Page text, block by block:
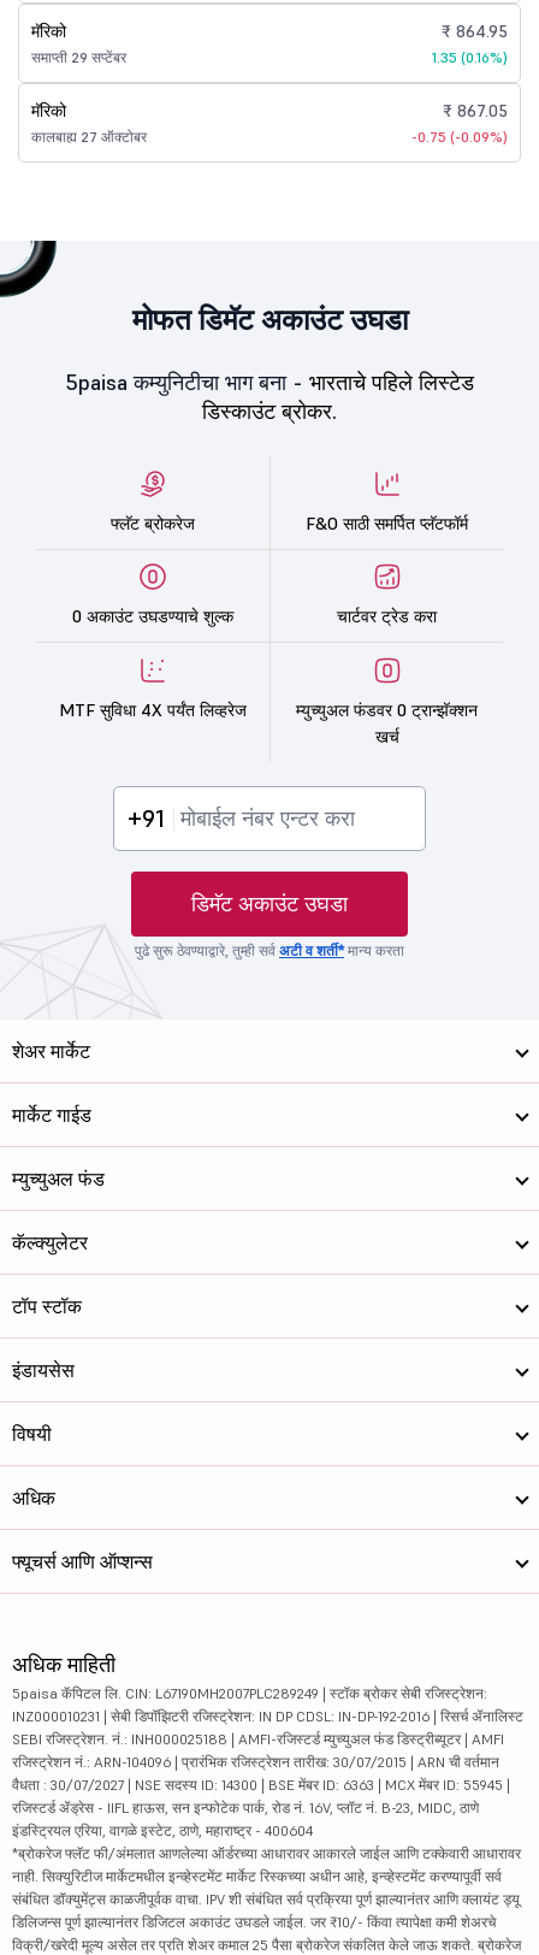
मॅरिको
समाप्ती 29 सप्टेंबर
₹ 864.95
1.35 (0.16%)
मॅरिको
कालबाह्य 27 ऑक्टोबर
₹ 867.05
-0.75 (-0.09%)
मोफत डिमॅट अकाउंट उघडा
5paisa कम्युनिटीचा भाग बना - भारताचे पहिले लिस्टेड
डिस्काउंट ब्रोकर.
फ्लॅट ब्रोकरेज F&O साठी समर्पित प्लॅटफॉर्म
0 अकाउंट उघडण्याचे शुल्क चार्टवर ट्रेड करा
MTF सुविधा 4X पर्यंत लिव्हरेज
म्युच्युअल फंडवर 0 ट्रान्झॅक्शन
खर्च
+91
डिमॅट अकाउंट उघडा
पुढे सुरू ठेवण्याद्वारे, तुम्ही सर्व अटी व शर्ती*मान्य करता
शेअर मार्केट
मार्केट गाईड
म्युच्युअल फंड
कॅल्क्युलेटर
टॉप स्टॉक
इंडायसेस
विषयी
अधिक
फ्यूचर्स आणि ऑप्शन्स
अधिक माहिती
5paisa कॅपिटल लि. CIN: L67190MH2007PLC289249 | स्टॉक ब्रोकर सेबी रजिस्ट्रेशन:
INZ000010231 | सेबी डिपॉझिटरी रजिस्ट्रेशन: IN DP CDSL: IN-DP-192-2016 | रिसर्च ॲनालिस्ट
SEBI रजिस्ट्रेशन. नं.: INH000025188 | AMFI-रजिस्टर्ड म्युच्युअल फंड डिस्ट्रीब्यूटर | AMFI
रजिस्ट्रेशन नं.: ARN-104096 | प्रारंभिक रजिस्ट्रेशन तारीख: 30/07/2015 | ARN ची वर्तमान
वैधता : 30/07/2027 | NSE सदस्य ID: 14300 | BSE मेंबर ID: 6363 | MCX मेंबर ID: 55945 |
रजिस्टर्ड ॲड्रेस - IIFL हाऊस, सन इन्फोटेक पार्क, रोड नं. 16V, प्लॉट नं. B-23, MIDC, ठाणे
इंडस्ट्रियल एरिया, वागळे इस्टेट, ठाणे, महाराष्ट्र - 400604
*ब्रोकरेज फ्लॅट फी/अंमलात आणलेल्या ऑर्डरच्या आधारावर आकारले जाईल आणि टक्केवारी आधारावर
नाही. सिक्युरिटीज मार्केटमधील इन्व्हेस्टमेंट मार्केट रिस्कच्या अधीन आहे, इन्व्हेस्टमेंट करण्यापूर्वी सर्व
संबंधित डॉक्युमेंट्स काळजीपूर्वक वाचा. IPV शी संबंधित सर्व प्रक्रिया पूर्ण झाल्यानंतर आणि क्लायंट ड्यू
डिलिजन्स पूर्ण झाल्यानंतर डिजिटल अकाउंट उघडले जाईल. जर ₹10/- किंवा त्यापेक्षा कमी शेअरचे
विक्री/खरेदी मूल्य असेल तर प्रति शेअर कमाल 25 पैसा ब्रोकरेज संकलित केले जाऊ शकते. ब्रोकरेज